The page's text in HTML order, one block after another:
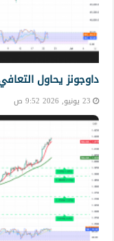
داوجونز يحاول التعافي 23-6-
23 يونيو, 2026 9:52 ص